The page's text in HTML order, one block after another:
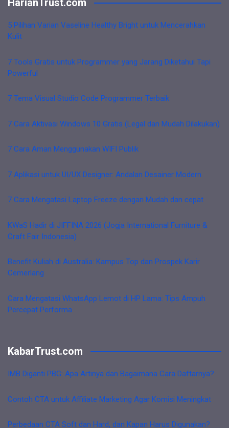
HarianTrust.com
5 Pilihan Varian Vaseline Healthy Bright untuk Mencerahkan
Kulit
7 Tools Gratis untuk Programmer yang Jarang Diketahui Tapi
Powerful
7 Tema Visual Studio Code Programmer Terbaik
7 Cara Aktivasi Windows 10 Gratis (Legal dan Mudah Dilakukan)
7 Cara Aman Menggunakan WIFI Publik
7 Aplikasi untuk UI/UX Designer: Andalan Desainer Modern
7 Cara Mengatasi Laptop Freeze dengan Mudah dan cepat
KWaS Hadir di JIFFINA 2026 (Jogja International Furniture &
Craft Fair Indonesia)
Benefit Kuliah di Australia: Kampus Top dan Prospek Karir
Cemerlang
Cara Mengatasi WhatsApp Lemot di HP Lama: Tips Ampuh
Percepat Performa
KabarTrust.com
IMB Diganti PBG: Apa Artinya dan Bagaimana Cara Daftarnya?
Contoh CTA untuk Affiliate Marketing Agar Komisi Meningkat
Perbedaan CTA Soft dan Hard, dan Kapan Harus Digunakan?